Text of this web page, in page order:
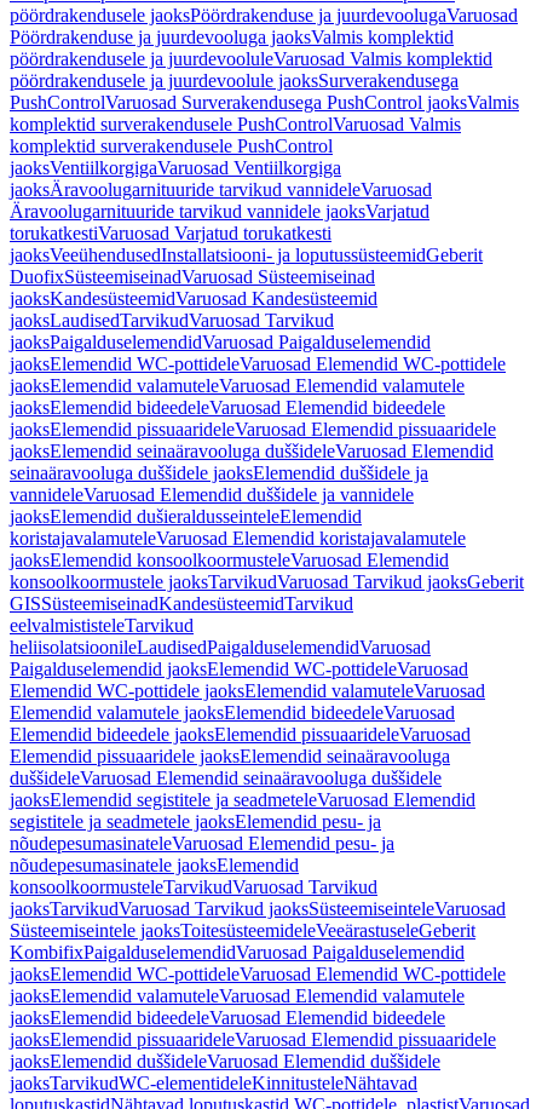
pöördrakendusele jaoksPöördrakenduse ja juurdevoolugaVaruosad
Pöördrakenduse ja juurdevooluga jaoksValmis komplektid
pöördrakendusele ja juurdevooluleVaruosad Valmis komplektid
pöördrakendusele ja juurdevoolule jaoksSurverakendusega
PushControlVaruosad Surverakendusega PushControl jaoksValmis
komplektid surverakendusele PushControlVaruosad Valmis
komplektid surverakendusele PushControl
jaoksVentiilkorgigaVaruosad Ventiilkorgiga
jaoksÄravoolugarnituuride tarvikud vannideleVaruosad
Äravoolugarnituuride tarvikud vannidele jaoksVarjatud
torukatkestiVaruosad Varjatud torukatkesti
jaoksVeeühendusedInstallatsiooni- ja loputussüsteemidGeberit
DuofixSüsteemiseinadVaruosad Süsteemiseinad
jaoksKandesüsteemidVaruosad Kandesüsteemid
jaoksLaudisedTarvikudVaruosad Tarvikud
jaoksPaigalduselemendidVaruosad Paigalduselemendid
jaoksElemendid WC-pottideleVaruosad Elemendid WC-pottidele
jaoksElemendid valamuteleVaruosad Elemendid valamutele
jaoksElemendid bideedeleVaruosad Elemendid bideedele
jaoksElemendid pissuaarideleVaruosad Elemendid pissuaaridele
jaoksElemendid seinaäravooluga duššideleVaruosad Elemendid
seinaäravooluga duššidele jaoksElemendid duššidele ja
vannideleVaruosad Elemendid duššidele ja vannidele
jaoksElemendid dušieraldusseinteleElemendid
koristajavalamuteleVaruosad Elemendid koristajavalamutele
jaoksElemendid konsoolkoormusteleVaruosad Elemendid
konsoolkoormustele jaoksTarvikudVaruosad Tarvikud jaoksGeberit
GISSüsteemiseinadKandesüsteemidTarvikud
eelvalmististeleTarvikud
heliisolatsioonileLaudisedPaigalduselemendidVaruosad
Paigalduselemendid jaoksElemendid WC-pottideleVaruosad
Elemendid WC-pottidele jaoksElemendid valamuteleVaruosad
Elemendid valamutele jaoksElemendid bideedeleVaruosad
Elemendid bideedele jaoksElemendid pissuaarideleVaruosad
Elemendid pissuaaridele jaoksElemendid seinaäravooluga
duššideleVaruosad Elemendid seinaäravooluga duššidele
jaoksElemendid segistitele ja seadmeteleVaruosad Elemendid
segistitele ja seadmetele jaoksElemendid pesu- ja
nõudepesumasinateleVaruosad Elemendid pesu- ja
nõudepesumasinatele jaoksElemendid
konsoolkoormusteleTarvikudVaruosad Tarvikud
jaoksTarvikudVaruosad Tarvikud jaoksSüsteemiseinteleVaruosad
Süsteemiseintele jaoksToitesüsteemideleVeeärastuseleGeberit
KombifixPaigalduselemendidVaruosad Paigalduselemendid
jaoksElemendid WC-pottideleVaruosad Elemendid WC-pottidele
jaoksElemendid valamuteleVaruosad Elemendid valamutele
jaoksElemendid bideedeleVaruosad Elemendid bideedele
jaoksElemendid pissuaarideleVaruosad Elemendid pissuaaridele
jaoksElemendid duššideleVaruosad Elemendid duššidele
jaoksTarvikudWC-elementideleKinnitusteleNähtavad
loputuskastidNähtavad loputuskastid WC-pottidele, plastistVaruosad